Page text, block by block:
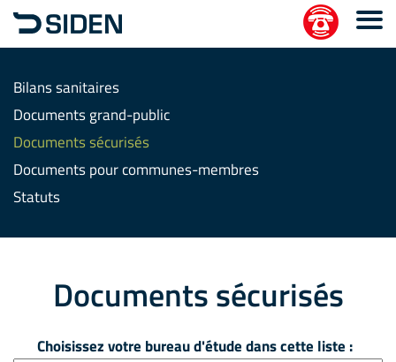
Bilans sanitaires
Documents grand-public
Documents sécurisés
Documents pour communes-membres
Statuts
Documents sécurisés
Choisissez votre bureau d'étude dans cette liste :